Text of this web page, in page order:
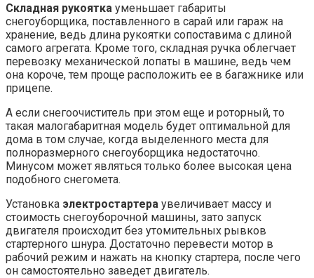
Складная рукоятка уменьшает габариты
снегоуборщика, поставленного в сарай или гараж на
хранение, ведь длина рукоятки сопоставима с длиной
самого агрегата. Кроме того, складная ручка облегчает
перевозку механической лопаты в машине, ведь чем
она короче, тем проще расположить ее в багажнике или
прицепе.
А если снегоочиститель при этом еще и роторный, то
такая малогабаритная модель будет оптимальной для
дома в том случае, когда выделенного места для
полноразмерного снегоуборщика недостаточно.
Минусом может являться только более высокая цена
подобного снегомета.
Установка электростартера увеличивает массу и
стоимость снегоуборочной машины, зато запуск
двигателя происходит без утомительных рывков
стартерного шнура. Достаточно перевести мотор в
рабочий режим и нажать на кнопку стартера, после чего
он самостоятельно заведет двигатель.